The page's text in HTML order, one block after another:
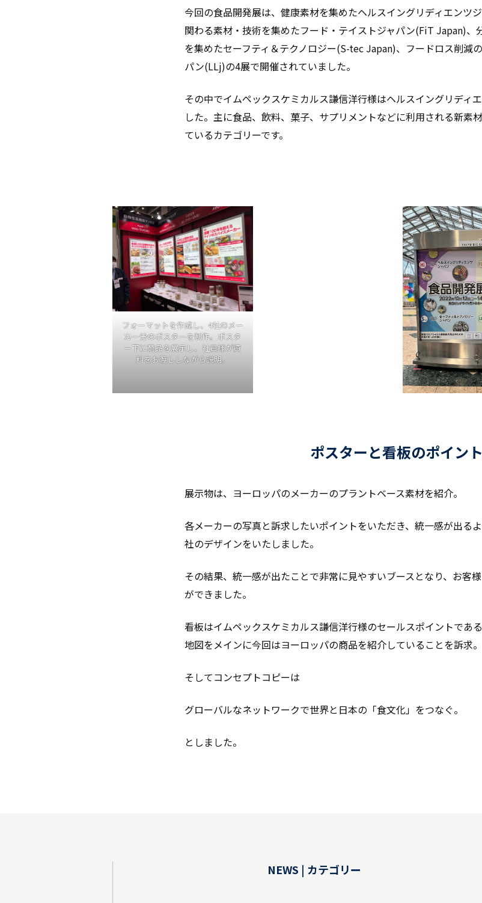
今回の食品開発展は、健康素材を集めたヘルスイングリディエンツ
関わる素材・技術を集めたフード・テイストジャパン(FiT Japan)、
を集めたセーフティ＆テクノロジー(S-tec Japan)、フードロス削減
パン(LLj)の4展で開催されていました。
その中でイムペックスケミカルス謙信洋行様はヘルスイングリディ
した。主に食品、飲料、菓子、サプリメントなどに利用される新素
ているカテゴリーです。
フォーマットを作成し、4社のメー
カー分のポスターを制作。ポスタ
ー下に商品を展示し、社員様が資
料をお渡ししながら説明。
ポスターと看板のポイント
展示物は、ヨーロッパのメーカーのプラントベース素材を紹介。
各メーカーの写真と訴求したいポイントをいただき、統一感が出る
社のデザインをいたしました。
その結果、統一感が出たことで非常に見やすいブースとなり、お客
ができました。
看板はイムペックスケミカルス謙信洋行様のセールスポイントであ
地図をメインに今回はヨーロッパの商品を紹介していることを訴求。
そしてコンセプトコピーは
グローバルなネットワークで世界と日本の「食文化」をつなぐ。
としました。
NEWS | カテゴリー